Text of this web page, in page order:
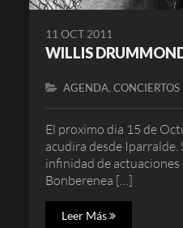
11 OCT 2011
WILLIS
AGENDA, CONCIERTOS
El proximo dia 15 de
acudira desde Iparralde.
infinidad de
Bonberenea […]
Leer Más